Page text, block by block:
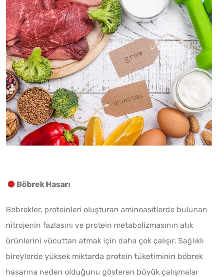
Böbrek Hasarı
Böbrekler, proteinleri oluşturan aminoasitlerde bulunan
nitrojenin fazlasını ve protein metabolizmasının atık
ürünlerini vücuttan atmak için daha çok çalışır. Sağlıklı
bireylerde yüksek miktarda protein tüketiminin böbrek
hasarına neden olduğunu gösteren büyük çalışmalar